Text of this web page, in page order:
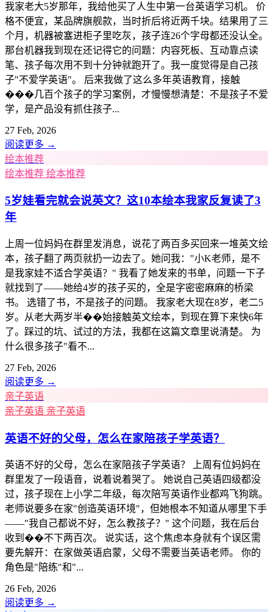
我家老大5岁那年，我给他买了人生中第一台英语学习机。 价
格不便宜，某品牌旗舰款，当时折后将近两千块。结果用了三
个月，机器被塞进柜子里吃灰，孩子连26个字母都还没认全。
那台机器我到现在还记得它的问题：内容死板、互动靠点读
笔、孩子每次用不到十分钟就跑开了。我一度觉得是自己孩
子"不爱学英语"。 后来我做了这么多年英语教育，接触
���几百个孩子的学习案例，才慢慢想清楚：不是孩子不爱
学，是产品没有抓住孩子...
27 Feb, 2026
阅读更多 →
绘本推荐
绘本推荐 绘本推荐
5岁娃看完就会说英文？这10本绘本我家反复读了3
年
上周一位妈妈在群里发消息，说花了两百多买回来一堆英文绘
本，孩子翻了两页就扔一边去了。她问我："小K老师，是不
是我家娃不适合学英语？" 我看了她发来的书单，问题一下子
就找到了——她给4岁的孩子买的，全是字密密麻麻的桥梁
书。 选错了书，不是孩子的问题。 我家老大现在8岁，老二5
岁。从老大两岁半��始接触英文绘本，到现在算下来快6年
了。踩过的坑、试过的方法，我都在这篇文章里说清楚。 为
什么很多孩子"看不...
27 Feb, 2026
阅读更多 →
亲子英语
亲子英语 亲子英语
英语不好的父母，怎么在家陪孩子学英语？
英语不好的父母，怎么在家陪孩子学英语？ 上周有位妈妈在
群里发了一段语音，说着说着哭了。 她说自己英语四级都没
过，孩子现在上小学二年级，每次陪写英语作业都鸡飞狗跳。
老师说要多在家"创造英语环境"，但她根本不知道从哪里下手
——"我自己都说不好，怎么教孩子？" 这个问题，我在后台
收到��不下两百次。 说实话，这个焦虑本身就有个误区需
要先解开：在家做英语启蒙，父母不需要当英语老师。 你的
角色是"陪练"和"...
26 Feb, 2026
阅读更多 →